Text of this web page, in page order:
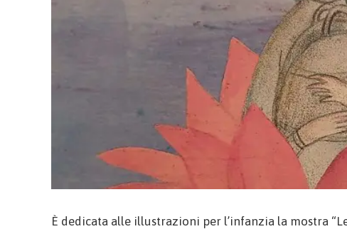
È dedicata alle illustrazioni per l’infanzia la mostra